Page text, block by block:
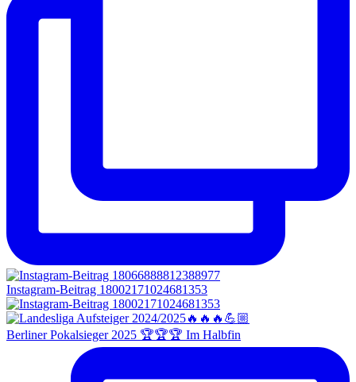
Instagram-Beitrag 18002171024681353
Berliner Pokalsieger 2025 🏆🏆🏆 Im Halbfin